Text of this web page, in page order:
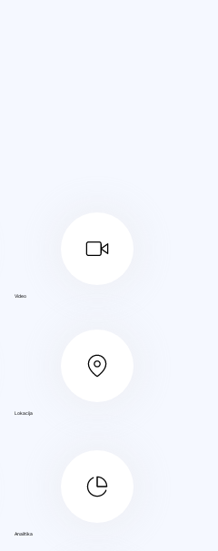
Video
Lokacija
Analitika